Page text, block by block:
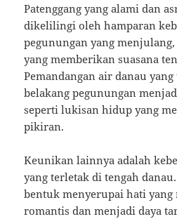
Patenggang yang alami dan
dikelilingi oleh hamparan
pegunungan yang
yang memberikan suasana
Pemandangan air danau
belakang pegunungan
seperti lukisan hidup yang
pikiran.
Keunikan lainnya adalah
yang terletak di tengah
bentuk menyerupai hati yang
romantis dan menjadi daya